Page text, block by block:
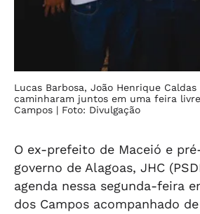
Lucas Barbosa, João Henrique Caldas
caminharam juntos em uma feira
Campos | Foto: Divulgação
O ex-prefeito de Maceió e
governo de Alagoas, JHC
agenda nessa segunda-feira
dos Campos acompanhado